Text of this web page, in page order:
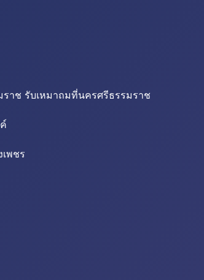
าช รับเหมาถมที่นครศรีธรรมราช
พชร